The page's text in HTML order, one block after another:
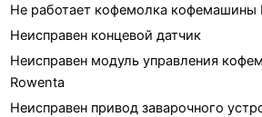
Не работает кофемолка кофемашины
Неисправен концевой датчик
Неисправен модуль управления
Rowenta
Неисправен привод заварочного